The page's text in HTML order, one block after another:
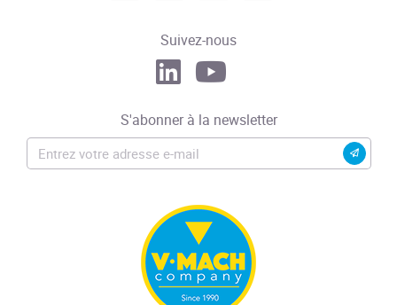
Suivez-nous
S'abonner à la newsletter